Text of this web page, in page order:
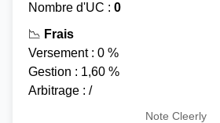
Nombre d'UC : 0
📉 Frais
Versement : 0 %
Gestion : 1,60 %
Arbitrage : /
Note Cleerly